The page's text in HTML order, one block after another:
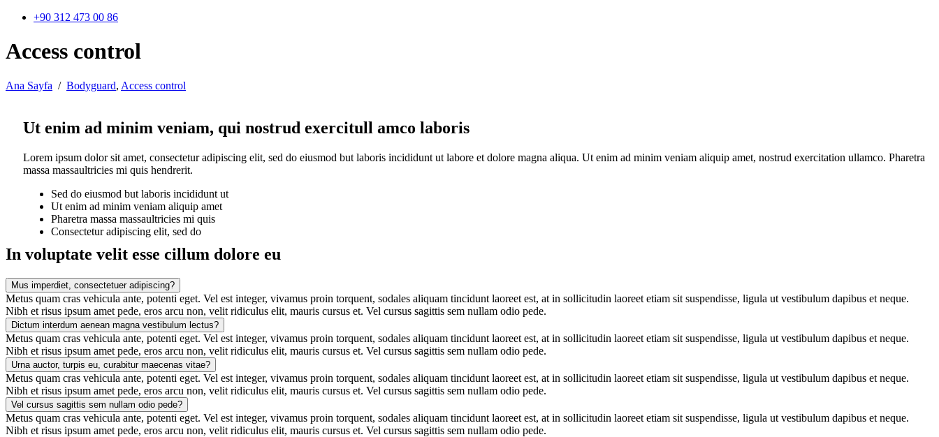
+90 312 473 00 86
Access control
Ana Sayfa / Bodyguard, Access control
Ut enim ad minim veniam, qui nostrud exercitull amco laboris
Lorem ipsum dolor sit amet, consectetur adipiscing elit, sed do eiusmod but laboris incididunt ut labore et dolore magna aliqua. Ut enim ad minim veniam aliquip amet, nostrud exercitation ullamco. Pharetra
massa massaultricies mi quis hendrerit.
Sed do eiusmod but laboris incididunt ut
Ut enim ad minim veniam aliquip amet
Pharetra massa massaultricies mi quis
Consectetur adipiscing elit, sed do
In voluptate velit esse cillum dolore eu
Mus imperdiet, consectetuer adipiscing?
Metus quam cras vehicula ante, potenti eget. Vel est integer, vivamus proin torquent, sodales aliquam tincidunt laoreet est, at in sollicitudin laoreet etiam sit suspendisse, ligula ut vestibulum dapibus et neque.
Nibh et risus ipsum amet pede, eros arcu non, velit ridiculus elit, mauris cursus et. Vel cursus sagittis sem nullam odio pede.
Dictum interdum aenean magna vestibulum lectus?
Metus quam cras vehicula ante, potenti eget. Vel est integer, vivamus proin torquent, sodales aliquam tincidunt laoreet est, at in sollicitudin laoreet etiam sit suspendisse, ligula ut vestibulum dapibus et neque.
Nibh et risus ipsum amet pede, eros arcu non, velit ridiculus elit, mauris cursus et. Vel cursus sagittis sem nullam odio pede.
Urna auctor, turpis eu, curabitur maecenas vitae?
Metus quam cras vehicula ante, potenti eget. Vel est integer, vivamus proin torquent, sodales aliquam tincidunt laoreet est, at in sollicitudin laoreet etiam sit suspendisse, ligula ut vestibulum dapibus et neque.
Nibh et risus ipsum amet pede, eros arcu non, velit ridiculus elit, mauris cursus et. Vel cursus sagittis sem nullam odio pede.
Vel cursus sagittis sem nullam odio pede?
Metus quam cras vehicula ante, potenti eget. Vel est integer, vivamus proin torquent, sodales aliquam tincidunt laoreet est, at in sollicitudin laoreet etiam sit suspendisse, ligula ut vestibulum dapibus et neque.
Nibh et risus ipsum amet pede, eros arcu non, velit ridiculus elit, mauris cursus et. Vel cursus sagittis sem nullam odio pede.